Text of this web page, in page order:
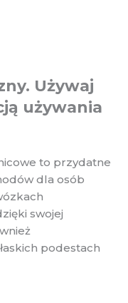
Używaj
używania
to przydatne
dla osób
swojej
podestach